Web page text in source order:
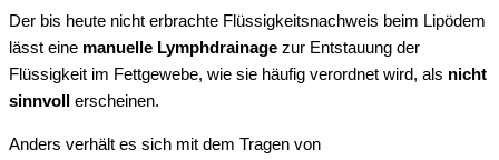
Der bis heute nicht erbrachte Flüssigkeitsnachweis beim Lipödem
lässt eine manuelle Lymphdrainage zur Entstauung der
Flüssigkeit im Fettgewebe, wie sie häufig verordnet wird, als nicht
sinnvoll
erscheinen.
Anders verhält es sich mit dem Tragen von